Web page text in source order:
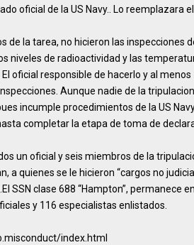
oficial de la US Navy.. Lo reemplazara el
de la tarea, no hicieron las inspecciones
niveles de radioactividad y las
oficial responsible de hacerlo y al
Aunque nadie de la
incumple procedimientos de la US
completar la etapa de toma de
un oficial y seis miembros de la
a quienes se le hicieron “cargos no
SSN clase 688 “Hampton”, permanece
y 116 especialistas enlistados.
index.html